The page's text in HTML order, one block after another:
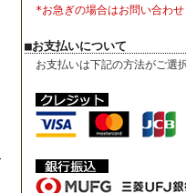
*お急ぎの場合はお問い合わ
■お支払いについて
お支払いは下記の方法がご選